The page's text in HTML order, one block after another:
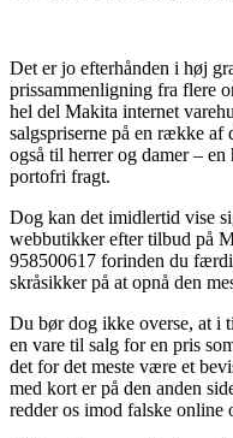
Det er jo efterhånden i høj
prissammenligning fra flere
hel del Makita internet
salgspriserne på en række af
også til herrer og damer –
portofri fragt.
Dog kan det imidlertid vise
webbutikker efter tilbud på
958500617 forinden du
skråsikker på at opnå den
Du bør dog ikke overse, at i
en vare til salg for en pris
det for det meste være et
med kort er på den anden
redder os imod falske online